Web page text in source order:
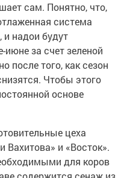
сам. Понятно, что,
система
и надои будут
за счет зеленой
после того, как сезон
Чтобы этого
основе
цеха
Вахитова» и «Восток».
для коров